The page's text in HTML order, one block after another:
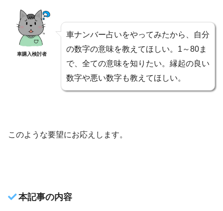
車購入検討者
車ナンバー占いをやってみたから、自分
の数字の意味を教えてほしい。1～80ま
で、全ての意味を知りたい。縁起の良い
数字や悪い数字も教えてほしい。
このような要望にお応えします。
本記事の内容